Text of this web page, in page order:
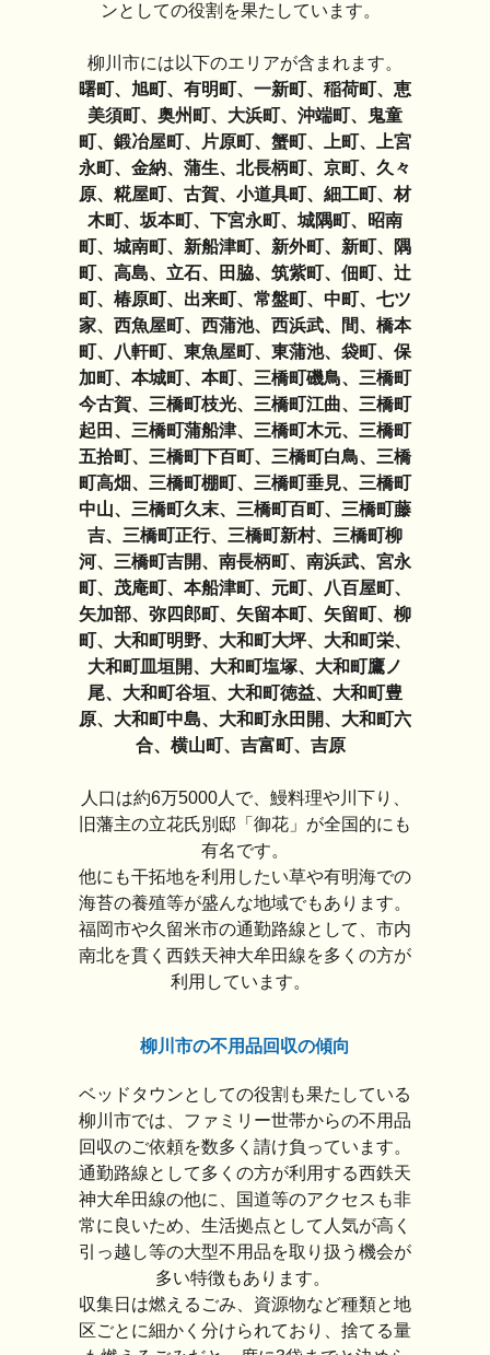
ンとしての役割を果たしています。
柳川市には以下のエリアが含まれます。
曙町、旭町、有明町、一新町、稲荷町、恵
美須町、奥州町、大浜町、沖端町、鬼童
町、鍛冶屋町、片原町、蟹町、上町、上宮
永町、金納、蒲生、北長柄町、京町、久々
原、糀屋町、古賀、小道具町、細工町、材
木町、坂本町、下宮永町、城隅町、昭南
町、城南町、新船津町、新外町、新町、隅
町、高島、立石、田脇、筑紫町、佃町、辻
町、椿原町、出来町、常盤町、中町、七ツ
家、西魚屋町、西蒲池、西浜武、間、橋本
町、八軒町、東魚屋町、東蒲池、袋町、保
加町、本城町、本町、三橋町磯鳥、三橋町
今古賀、三橋町枝光、三橋町江曲、三橋町
起田、三橋町蒲船津、三橋町木元、三橋町
五拾町、三橋町下百町、三橋町白鳥、三橋
町高畑、三橋町棚町、三橋町垂見、三橋町
中山、三橋町久末、三橋町百町、三橋町藤
吉、三橋町正行、三橋町新村、三橋町柳
河、三橋町吉開、南長柄町、南浜武、宮永
町、茂庵町、本船津町、元町、八百屋町、
矢加部、弥四郎町、矢留本町、矢留町、柳
町、大和町明野、大和町大坪、大和町栄、
大和町皿垣開、大和町塩塚、大和町鷹ノ
尾、大和町谷垣、大和町徳益、大和町豊
原、大和町中島、大和町永田開、大和町六
合、横山町、吉富町、吉原
人口は約6万5000人で、鰻料理や川下り、
旧藩主の立花氏別邸「御花」が全国的にも
有名です。
他にも干拓地を利用したい草や有明海での
海苔の養殖等が盛んな地域でもあります。
福岡市や久留米市の通勤路線として、市内
南北を貫く西鉄天神大牟田線を多くの方が
利用しています。
柳川市の不用品回収の傾向
ベッドタウンとしての役割も果たしている
柳川市では、ファミリー世帯からの不用品
回収のご依頼を数多く請け負っています。
通勤路線として多くの方が利用する西鉄天
神大牟田線の他に、国道等のアクセスも非
常に良いため、生活拠点として人気が高く
引っ越し等の大型不用品を取り扱う機会が
多い特徴もあります。
収集日は燃えるごみ、資源物など種類と地
区ごとに細かく分けられており、捨てる量